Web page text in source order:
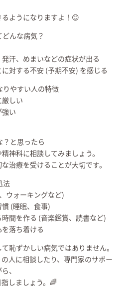
ようになりますよ！😊
んな病気？
発汗、めまいなどの症状が出る
対する不安 (予期不安) を感じる
やすい人の特徴
厳しい
強い
と思ったら
神科に相談してみましょう。
治療を受けることが大切です。
法
ウォーキングなど)
慣 (睡眠、食事)
時間を作る (音楽鑑賞、読書など)
落ち着ける
恥ずかしい病気ではありません。
人に相談したり、専門家のサポー
、
しましょう。🌈